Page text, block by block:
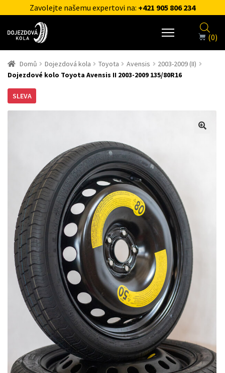
Zavolejte našemu expertovi na: +421 905 806 234
(0)
Domů Dojezdová kola Toyota Avensis
2003-2009 (II)
Dojezdové kolo Toyota Avensis II 2003-2009 135/80R16
SLEVA